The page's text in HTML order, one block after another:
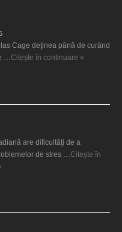
Cage deţinea până de curând
…Citește în continuare »
are dificultăţi de a
de stres …Citește în